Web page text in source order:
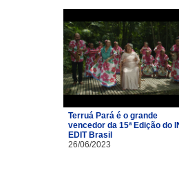
Terruá Pará é o grande
vencedor da 15ª Edição do
EDIT Brasil
26/06/2023